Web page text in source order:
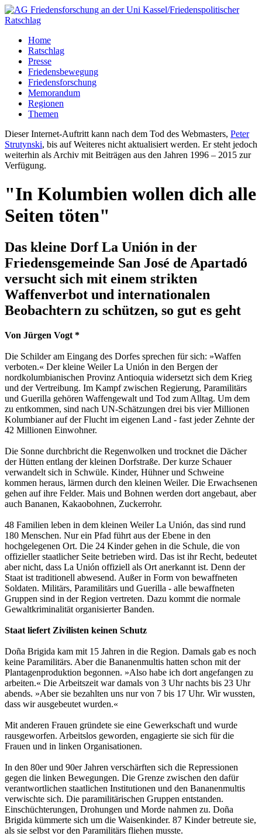
Home
Ratschlag
Presse
Friedensbewegung
Friedensforschung
Memorandum
Regionen
Themen
Dieser Internet-Auftritt kann nach dem Tod des Webmasters, Peter
Strutynski, bis auf Weiteres nicht aktualisiert werden. Er steht jedoch
weiterhin als Archiv mit Beiträgen aus den Jahren 1996 – 2015 zur
Verfügung.
"In Kolumbien wollen dich alle
Seiten töten"
Das kleine Dorf La Unión in der
Friedensgemeinde San José de Apartadó
versucht sich mit einem strikten
Waffenverbot und internationalen
Beobachtern zu schützen, so gut es geht
Von Jürgen Vogt *
Die Schilder am Eingang des Dorfes sprechen für sich: »Waffen
verboten.« Der kleine Weiler La Unión in den Bergen der
nordkolumbianischen Provinz Antioquia widersetzt sich dem Krieg
und der Vertreibung. Im Kampf zwischen Regierung, Paramilitärs
und Guerilla gehören Waffengewalt und Tod zum Alltag. Um dem
zu entkommen, sind nach UN-Schätzungen drei bis vier Millionen
Kolumbianer auf der Flucht im eigenen Land - fast jeder Zehnte der
42 Millionen Einwohner.
Die Sonne durchbricht die Regenwolken und trocknet die Dächer
der Hütten entlang der kleinen Dorfstraße. Der kurze Schauer
verwandelt sich in Schwüle. Kinder, Hühner und Schweine
kommen heraus, lärmen durch den kleinen Weiler. Die Erwachsenen
gehen auf ihre Felder. Mais und Bohnen werden dort angebaut, aber
auch Bananen, Kakaobohnen, Zuckerrohr.
48 Familien leben in dem kleinen Weiler La Unión, das sind rund
180 Menschen. Nur ein Pfad führt aus der Ebene in den
hochgelegenen Ort. Die 24 Kinder gehen in die Schule, die von
offizieller staatlicher Seite betrieben wird. Das ist ihr Recht, bedeutet
aber nicht, dass La Unión offiziell als Ort anerkannt ist. Denn der
Staat ist traditionell abwesend. Außer in Form von bewaffneten
Soldaten. Militärs, Paramilitärs und Guerilla - alle bewaffneten
Gruppen sind in der Region vertreten. Dazu kommt die normale
Gewaltkriminalität organisierter Banden.
Staat liefert Zivilisten keinen Schutz
Doña Brigida kam mit 15 Jahren in die Region. Damals gab es noch
keine Paramilitärs. Aber die Bananenmultis hatten schon mit der
Plantagenproduktion begonnen. »Also habe ich dort angefangen zu
arbeiten.« Die Arbeitszeit war damals von 3 Uhr nachts bis 23 Uhr
abends. »Aber sie bezahlten uns nur von 7 bis 17 Uhr. Wir wussten,
dass wir ausgebeutet wurden.«
Mit anderen Frauen gründete sie eine Gewerkschaft und wurde
rausgeworfen. Arbeitslos geworden, engagierte sie sich für die
Frauen und in linken Organisationen.
In den 80er und 90er Jahren verschärften sich die Repressionen
gegen die linken Bewegungen. Die Grenze zwischen den dafür
verantwortlichen staatlichen Institutionen und den Bananenmultis
verwischte sich. Die paramilitärischen Gruppen entstanden.
Einschüchterungen, Drohungen und Morde nahmen zu. Doña
Brigida kümmerte sich um die Waisenkinder. 87 Kinder betreute sie,
als sie selbst vor den Paramilitärs fliehen musste.